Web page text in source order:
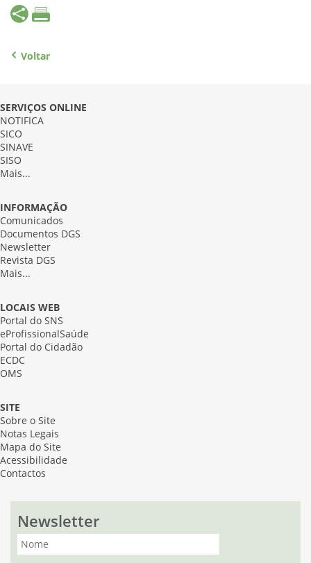
Voltar
SERVIÇOS ONLINE
NOTIFICA
SICO
SINAVE
SISO
Mais...
INFORMAÇÃO
Comunicados
Documentos DGS
Newsletter
Revista DGS
Mais...
LOCAIS WEB
Portal do SNS
eProfissionalSaúde
Portal do Cidadão
ECDC
OMS
SITE
Sobre o Site
Notas Legais
Mapa do Site
Acessibilidade
Contactos
Newsletter